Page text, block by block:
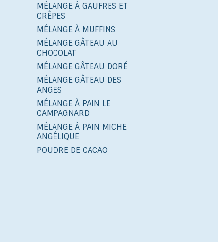
MÉLANGE À GAUFRES ET
CRÊPES
MÉLANGE À MUFFINS
MÉLANGE GÂTEAU AU
CHOCOLAT
MÉLANGE GÂTEAU DORÉ
MÉLANGE GÂTEAU DES
ANGES
MÉLANGE À PAIN LE
CAMPAGNARD
MÉLANGE À PAIN MICHE
ANGÉLIQUE
POUDRE DE CACAO